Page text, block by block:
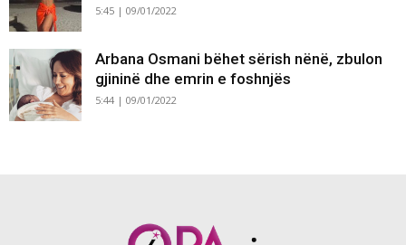
5:45 | 09/01/2022
Arbana Osmani bëhet sërish nënë, zbulon
gjininë dhe emrin e foshnjës
5:44 | 09/01/2022